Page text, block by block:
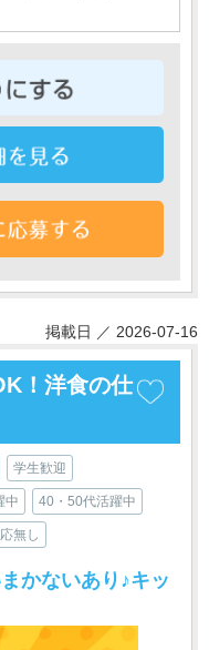
掲載日 ／ 2026-07-16
！洋食の仕
学生歓迎
中 40・50代活躍中
無し
かないあり♪キッ